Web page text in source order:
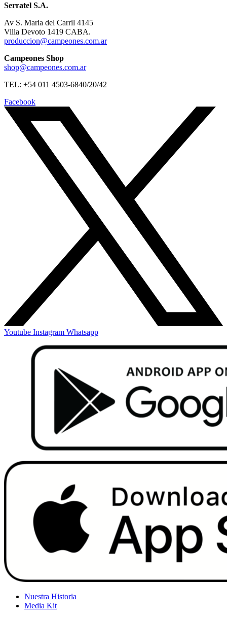
Serratel S.A.
Av S. Maria del Carril 4145
Villa Devoto 1419 CABA.
produccion@campeones.com.ar
Campeones Shop
shop@campeones.com.ar
TEL: +54 011 4503-6840/20/42
Facebook
Youtube Instagram Whatsapp
Nuestra Historia
Media Kit